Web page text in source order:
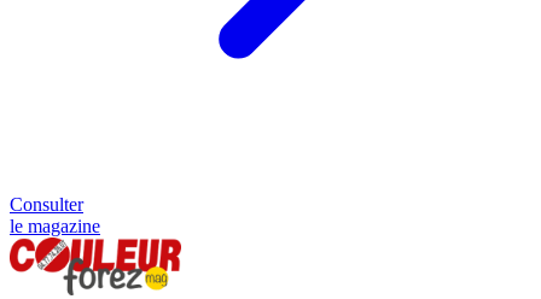
Consulter
le magazine